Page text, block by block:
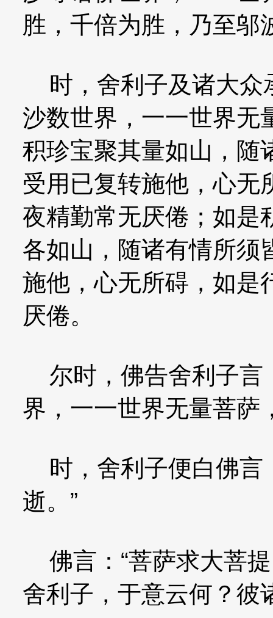
胜，千倍为胜，乃至邬
时，舍利子及诸大众
沙数世界，一一世界无
积珍宝聚其量如山，随
受用已复转施他，心无
夜精勤常无厌倦；如是
各如山，随诸有情所须
施他，心无所碍，如是
厌倦。
尔时，佛告舍利子言
界，一一世界无量菩萨
时，舍利子便白佛言
逝。”
佛言：“菩萨求大菩
舍利子，于意云何？彼